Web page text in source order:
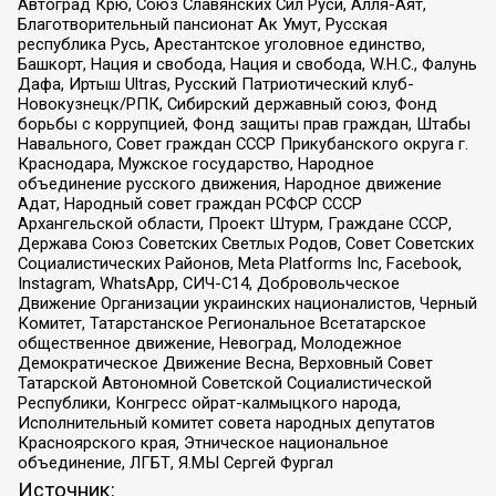
Автоград Крю, Союз Славянских Сил Руси, Алля-Аят,
Благотворительный пансионат Ак Умут, Русская
республика Русь, Арестантское уголовное единство,
Башкорт, Нация и свобода, Нация и свобода, W.H.С., Фалунь
Дафа, Иртыш Ultras, Русский Патриотический клуб-
Новокузнецк/РПК, Сибирский державный союз, Фонд
борьбы с коррупцией, Фонд защиты прав граждан, Штабы
Навального, Совет граждан СССР Прикубанского округа г.
Краснодара, Мужское государство, Народное
объединение русского движения, Народное движение
Адат, Народный совет граждан РСФСР СССР
Архангельской области, Проект Штурм, Граждане СССР,
Держава Союз Советских Светлых Родов, Совет Советских
Социалистических Районов, Meta Platforms Inc, Facebook,
Instagram, WhatsApp, СИЧ-С14, Добровольческое
Движение Организации украинских националистов, Черный
Комитет, Татарстанское Региональное Всетатарское
общественное движение, Невоград, Молодежное
Демократическое Движение Весна, Верховный Совет
Татарской Автономной Советской Социалистической
Республики, Конгресс ойрат-калмыцкого народа,
Исполнительный комитет совета народных депутатов
Красноярского края, Этническое национальное
объединение, ЛГБТ, Я.МЫ Сергей Фургал
Источник: